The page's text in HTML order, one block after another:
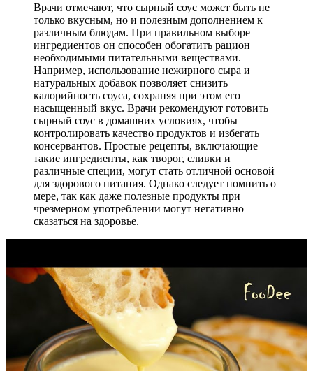
Врачи отмечают, что сырный соус может быть не
только вкусным, но и полезным дополнением к
различным блюдам. При правильном выборе
ингредиентов он способен обогатить рацион
необходимыми питательными веществами.
Например, использование нежирного сыра и
натуральных добавок позволяет снизить
калорийность соуса, сохраняя при этом его
насыщенный вкус. Врачи рекомендуют готовить
сырный соус в домашних условиях, чтобы
контролировать качество продуктов и избегать
консервантов. Простые рецепты, включающие
такие ингредиенты, как творог, сливки и
различные специи, могут стать отличной основой
для здорового питания. Однако следует помнить о
мере, так как даже полезные продукты при
чрезмерном употреблении могут негативно
сказаться на здоровье.